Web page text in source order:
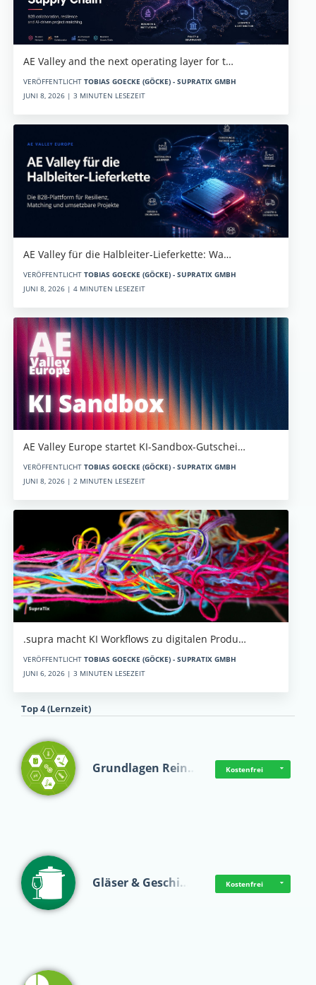
AE Valley and the next operating layer for t…
VERÖFFENTLICHT TOBIAS GOECKE (GÖCKE) - SUPRATIX GMBH
JUNI 8, 2026 | 3 MINUTEN LESEZEIT
AE Valley für die Halbleiter-Lieferkette: Wa…
VERÖFFENTLICHT TOBIAS GOECKE (GÖCKE) - SUPRATIX GMBH
JUNI 8, 2026 | 4 MINUTEN LESEZEIT
AE Valley Europe startet KI-Sandbox-Gutschei…
VERÖFFENTLICHT TOBIAS GOECKE (GÖCKE) - SUPRATIX GMBH
JUNI 8, 2026 | 2 MINUTEN LESEZEIT
.supra macht KI Workflows zu digitalen Produ…
VERÖFFENTLICHT TOBIAS GOECKE (GÖCKE) - SUPRATIX GMBH
JUNI 6, 2026 | 3 MINUTEN LESEZEIT
Top 4 (Lernzeit)
Grundlagen Rein… Kostenfrei
Gläser & Geschi… Kostenfrei